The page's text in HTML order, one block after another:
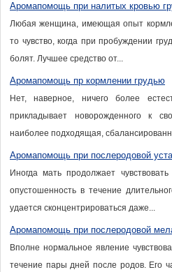
Аромапомощь при налитых кровью
Любая женщина, имеющая опыт
то чувство, когда при пробуждении
болят. Лучшее средство от...
Аромапомощь пр кормлении грудью
Нет, наверное, ничего более
прикладывает новорожденного к
наиболее подходящая,
Аромапомощь при послеродовой
Иногда мать продолжает
опустошенность в течение
удается сконцентрироваться даже...
Аромапомощь при послеродовой
Вполне нормальное явление
течение пары дней после родов. Его